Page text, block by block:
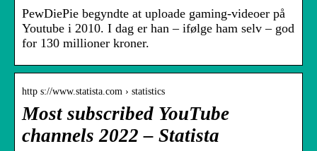
PewDiePie begyndte at uploade gaming-videoer på
Youtube i 2010. I dag er han – ifølge ham selv – god
for 130 millioner kroner.
http s://www.statista.com › statistics
Most subscribed YouTube
channels 2022 – Statista